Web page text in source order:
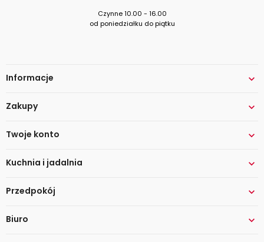
Czynne 10.00 - 16.00
od poniedziałku do piątku
Informacje 
Zakupy 
Twoje konto 
Kuchnia i jadalnia 
Przedpokój 
Biuro 